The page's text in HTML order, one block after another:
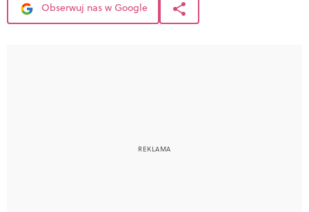
Obserwuj nas w Google